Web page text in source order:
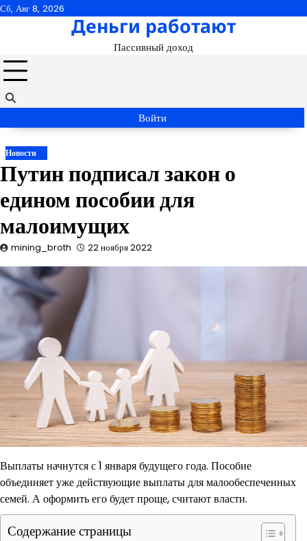
Перейти
Сб, Авг 8, 2026
Деньги работают
Пассивный доход
Войти
Новости
Путин подписал закон о
едином пособии для
малоимущих
mining_broth 22 ноября 2022
Выплаты начнутся с 1 января будущего года. Пособие
объединяет уже действующие выплаты для малообеспеченных
семей. А оформить его будет проще, считают власти.
Содержание страницы